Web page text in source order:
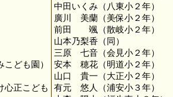
ども園）
正こども
中田いくみ（八東小２年）
廣川 美蘭（美保小２年）
前田 颯（散岐小２年）
山本乃梨香（同）
三原 七音（会見小２年）
安本 穂花（明道小２年）
山口 貴一（大正小２年）
有元 悠人（浦安小３年）